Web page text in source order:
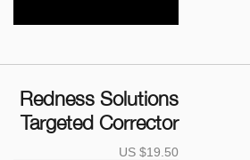
Redness Solutions
Targeted Corrector
US $19.50